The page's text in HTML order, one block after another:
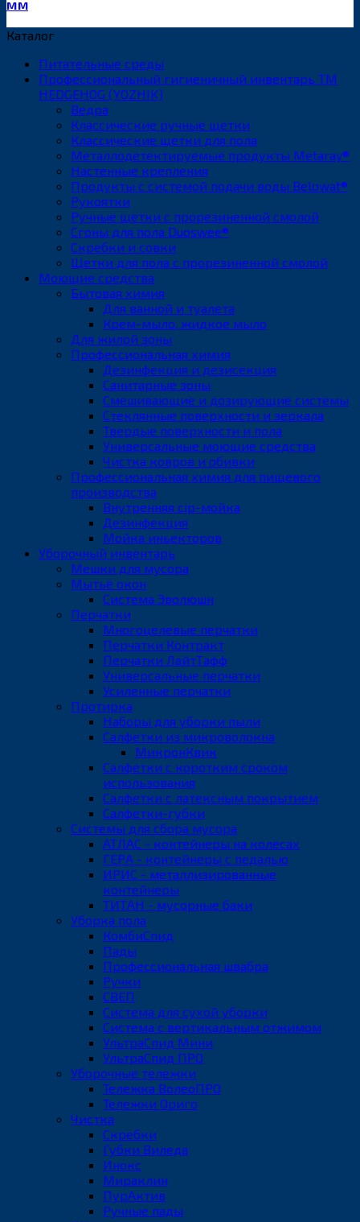
мм
Каталог
Питательные среды
Профессиональный гигиеничный инвентарь ТМ
HEDGEHOG (YOZHIK)
Ведра
Классические ручные щетки
Классические щетки для пола
Металлодетектируемые продукты Metaray®
Настенные крепления
Продукты с системой подачи воды Belowat®
Рукоятки
Ручные щетки с прорезиненной смолой
Сгоны для пола Duoswee®
Скребки и совки
Щетки для пола с прорезиненной смолой
Моющие средства
Бытовая химия
Для ванной и туалета
Крем-мыло, жидкое мыло
Для жилой зоны
Профессиональная химия
Дезинфекция и дезисекция
Санитарные зоны
Смешивающие и дозирующие системы
Стеклянные поверхности и зеркала
Твердые поверхности и пола
Универсальные моющие средства
Чистка ковров и обивки
Профессиональная химия для пищевого
производства
Внутренняя cip-мойка
Дезинфекция
Мойка иньекторов
Уборочный инвентарь
Мешки для мусора
Мытьё окон
Система Эволюшн
Перчатки
Многоцелевые перчатки
Перчатки Контракт
Перчатки ЛайтТафф
Универсальные перчатки
Усиленные перчатки
Протирка
Наборы для уборки пыли
Салфетки из микроволокна
МикронКвик
Салфетки с коротким сроком
использования
Салфетки с латексным покрытием
Салфетки-губки
Системы для сбора мусора
АТЛАС - контейнеры на колёсах
ГЕРА - контейнеры с педалью
ИРИС - металлизированные
контейнеры
ТИТАН - мусорные баки
Уборка пола
КомбиСпид
Пады
Профессиональная швабра
Ручки
СВЕП
Система для сухой уборки
Система с вертикальным отжимом
УльтраСпид Мини
УльтраСпид ПРО
Уборочные тележки
Тележка ВолеоПРО
Тележки Ориго
Чистка
Скребки
Губки Виледа
Инокс
Мираклин
ПурАктив
Ручные пады